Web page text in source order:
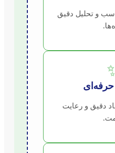
و تحلیل دقیق
دقیق و رعایت